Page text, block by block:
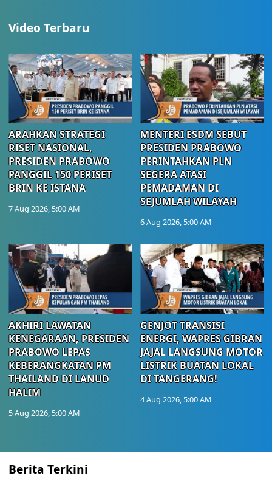
Video Terbaru
ARAHKAN STRATEGI
RISET NASIONAL,
PRESIDEN PRABOWO
PANGGIL 150 PERISET
BRIN KE ISTANA
7 Aug 2026, 5:00 AM
MENTERI ESDM SEBUT
PRESIDEN PRABOWO
PERINTAHKAN PLN
SEGERA ATASI
PEMADAMAN DI
SEJUMLAH WILAYAH
6 Aug 2026, 5:00 AM
AKHIRI LAWATAN
KENEGARAAN, PRESIDEN
PRABOWO LEPAS
KEBERANGKATAN PM
THAILAND DI LANUD
HALIM
5 Aug 2026, 5:00 AM
GENJOT TRANSISI
ENERGI, WAPRES GIBRAN
JAJAL LANGSUNG MOTOR
LISTRIK BUATAN LOKAL
DI TANGERANG!
4 Aug 2026, 5:00 AM
Berita Terkini